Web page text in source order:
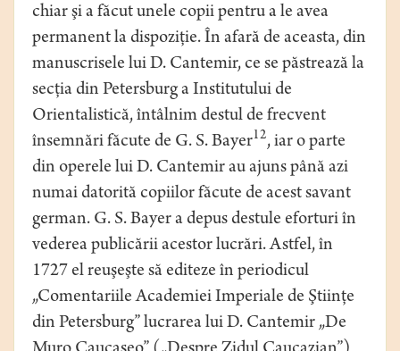
chiar şi a făcut unele copii pentru a le avea
permanent la dispoziţie. În afară de aceasta, din
manuscrisele lui D. Cantemir, ce se păstrează la
secţia din Petersburg a Institutului de
Orientalistică, întâlnim destul de frecvent
însemnări făcute de G. S. Bayer12, iar o parte
din operele lui D. Cantemir au ajuns până azi
numai datorită copiilor făcute de acest savant
german. G. S. Bayer a depus destule eforturi în
vederea publicării acestor lucrări. Astfel, în
1727 el reuşeşte să editeze în periodicul
„Comentariile Academiei Imperiale de Ştiinţe
din Petersburg” lucrarea lui D. Cantemir „De